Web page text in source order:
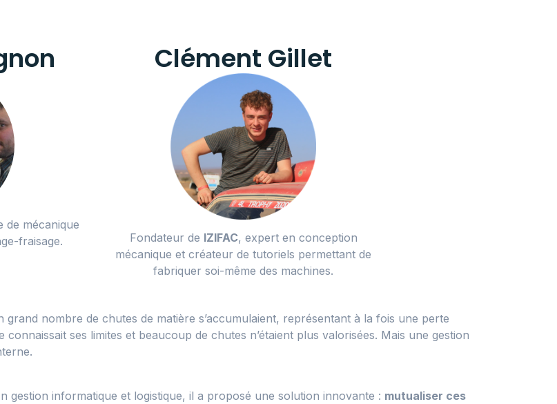
de mécanique
fraisage.
Clément Gillet
Fondateur de IZIFAC, expert en conception
mécanique et créateur de tutoriels permettant de
fabriquer soi-même des machines.
grand nombre de chutes de matière s’accumulaient, représentant à la fois une perte
ses limites et beaucoup de chutes n’étaient plus valorisées. Mais une gestion
gestion informatique et logistique, il a proposé une solution innovante : mutualiser ces